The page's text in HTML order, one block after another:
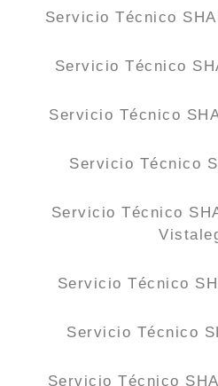
Servicio Técnico
Servicio Técnico
Servicio Técnico
Servicio Técnico
Servicio Técnico
Servicio Técnico
Servicio Técnico
Servicio Técnico